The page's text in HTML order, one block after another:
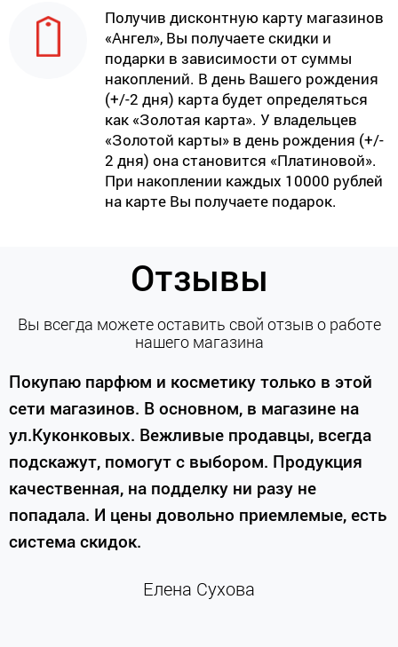
Получив дисконтную карту магазинов
«Ангел», Вы получаете скидки и
подарки в зависимости от суммы
накоплений. В день Вашего рождения
(+/-2 дня) карта будет определяться
как «Золотая карта». У владельцев
«Золотой карты» в день рождения (+/-
2 дня) она становится «Платиновой».
При накоплении каждых 10000 рублей
на карте Вы получаете подарок.
Отзывы
Вы всегда можете оставить свой отзыв о работе
нашего магазина
Покупаю парфюм и косметику только в этой
сети магазинов. В основном, в магазине на
ул.Куконковых. Вежливые продавцы, всегда
подскажут, помогут с выбором. Продукция
качественная, на подделку ни разу не
попадала. И цены довольно приемлемые, есть
система скидок.
Елена Сухова